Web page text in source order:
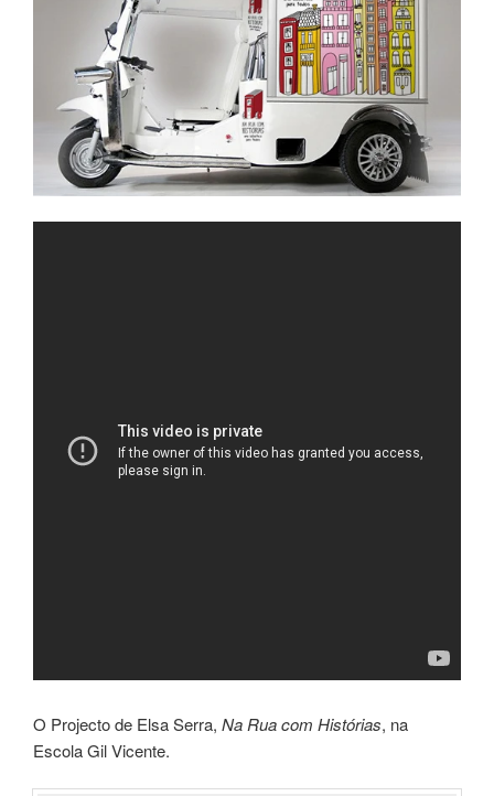
O Projecto de Elsa Serra, Na Rua com Histórias, na
Escola Gil Vicente.